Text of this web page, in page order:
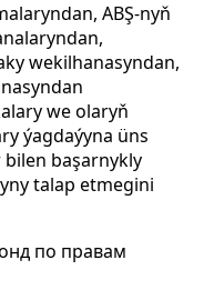
ABŞ-nyň
wekilhanasyndan,
we olaryň
ýagdaýyna üns
başarnykly
talap etmegini
по правам